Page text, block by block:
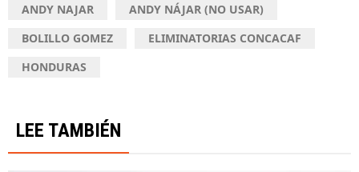
ANDY NAJAR
ANDY NÁJAR (NO USAR)
BOLILLO GOMEZ
ELIMINATORIAS CONCACAF
HONDURAS
LEE TAMBIÉN